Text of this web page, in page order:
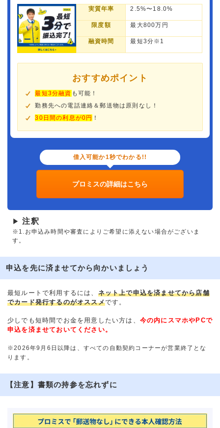
実質年率 2.5%〜18.0%
限度額 最大800万円
融資時間 最短3分※1
おすすめポイント
最短3分融資 も可能！
勤務先への電話連絡＆郵送物は原則なし！
30日間の利息が0円 ！
借入可能か1秒でわかる!!
プロミスの詳細はこちら
▶ 注釈
※1.お申込み時間や審査によりご希望に添えない場合がございま
す。
申込を先に済ませてから向かいましょう
最短ルートで利用するには、 ネット上で申込を済ませてから店舗
でカード発行するのがオススメです。
少しでも短時間でお金を用意したい方は、 今の内にスマホやPCで
申込を済ませておいてください。
※2026年9月6日以降は、すべての自動契約コーナーが営業終了とな
ります。
【注意】書類の持参を忘れずに